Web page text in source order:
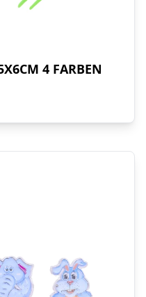
4 FARBEN